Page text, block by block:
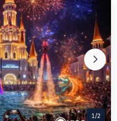
1/2